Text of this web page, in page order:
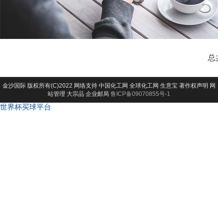
总
金沙国际 版权所有(C)2022 网络支持 中国化工网 全球化工网 生意宝 著作权声明 网
站管理 大宗品 企业邮局 鲁ICP备09070855号-1
世界杯买球平台